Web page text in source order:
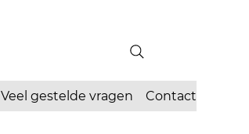
Veel gestelde vragen Contact